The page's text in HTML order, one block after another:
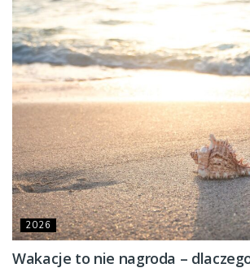
2026
Wakacje to nie nagroda –